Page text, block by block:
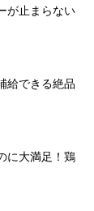
が止まらない
給できる絶品
に大満足！鶏